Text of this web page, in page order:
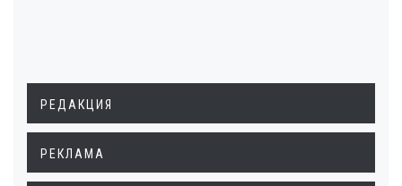
РЕДАКЦИЯ
РЕКЛАМА